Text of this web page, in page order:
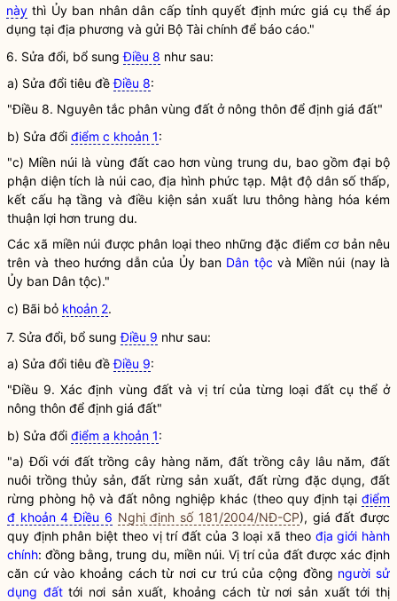
này thì Ủy ban nhân dân cấp tỉnh quyết định mức giá cụ thể áp
dụng tại địa phương và gửi Bộ Tài chính để báo cáo."
6. Sửa đổi, bổ sungĐiều 8 như sau:
a) Sửa đổi tiêu đềĐiều 8:
"Điều 8. Nguyên tắc phân vùng đất ở nông thôn để định giá đất"
b) Sửa đổi điểm c khoản 1:
"c) Miền núi là vùng đất cao hơn vùng trung du, bao gồm đại bộ
phận diện tích là núi cao, địa hình phức tạp. Mật độ dân số thấp,
kết cấu hạ tầng và điều kiện sản xuất lưu thông hàng hóa kém
thuận lợi hơn trung du.
Các xã miền núi được phân loại theo những đặc điểm cơ bản nêu
trên và theo hướng dẫn của Ủy ban Dân tộc và Miền núi (nay là
Ủy ban Dân tộc)."
c) Bãi bỏ khoản 2.
7. Sửa đổi, bổ sungĐiều 9 như sau:
a) Sửa đổi tiêu đềĐiều 9:
"Điều 9. Xác định vùng đất và vị trí của từng loại đất cụ thể ở
nông thôn để định giá đất"
b) Sửa đổi điểm a khoản 1:
"a) Đối với đất trồng cây hàng năm, đất trồng cây lâu năm, đất
nuôi trồng thủy sản, đất rừng sản xuất, đất rừng đặc dụng, đất
rừng phòng hộ và đất nông nghiệp khác (theo quy định tại điểm
đ khoản 4 Điều 6 Nghị định số 181/2004/NĐ-CP), giá đất được
quy định phân biệt theo vị trí đất của 3 loại xã theo địa giới hành
chính: đồng bằng, trung du, miền núi. Vị trí của đất được xác định
căn cứ vào khoảng cách từ nơi cư trú của cộng đồng người sử
dụng đấttới nơi sản xuất, khoảng cách từ nơi sản xuất tới thị